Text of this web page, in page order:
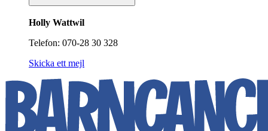
Holly Wattwil
Telefon: 070-28 30 328
Skicka ett mejl